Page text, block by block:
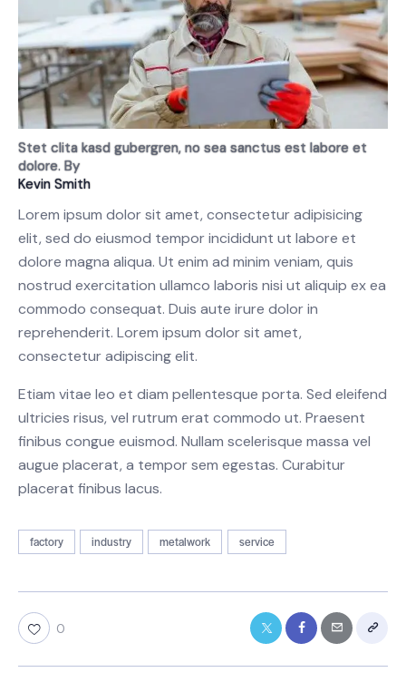
Stet clita kasd gubergren, no sea sanctus est labore et
dolore. By
Kevin Smith
Lorem ipsum dolor sit amet, consectetur adipisicing
elit, sed do eiusmod tempor incididunt ut labore et
dolore magna aliqua. Ut enim ad minim veniam, quis
nostrud exercitation ullamco laboris nisi ut aliquip ex ea
commodo consequat. Duis aute irure dolor in
reprehenderit. Lorem ipsum dolor sit amet,
consectetur adipiscing elit.
Etiam vitae leo et diam pellentesque porta. Sed eleifend
ultricies risus, vel rutrum erat commodo ut. Praesent
finibus congue euismod. Nullam scelerisque massa vel
augue placerat, a tempor sem egestas. Curabitur
placerat finibus lacus.
factory industry metalwork service
0